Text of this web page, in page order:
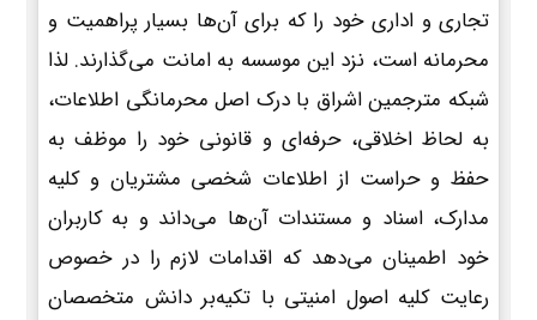
تجاری و اداری خود را که برای آن‌ها بسیار پراهمیت و
محرمانه است، نزد این موسسه به امانت می‌گذارند. لذا
شبکه مترجمین اشراق با درک اصل محرمانگی اطلاعات،
به لحاظ اخلاقی، حرفه‌ای و قانونی خود را موظف به
حفظ و حراست از اطلاعات شخصی مشتریان و کلیه
مدارک، اسناد و مستندات آن‌ها می‌داند و به کاربران
خود اطمینان می‌دهد که اقدامات لازم را در خصوص
رعایت کلیه اصول امنیتی با تکیه‌بر دانش متخصصان